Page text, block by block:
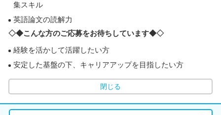
集スキル
英語論文の読解力
◇◆こんな方のご応募をお待ちしています◆◇
経験を活かして活躍したい方
安定した基盤の下、キャリアアップを目指したい方
閉じる